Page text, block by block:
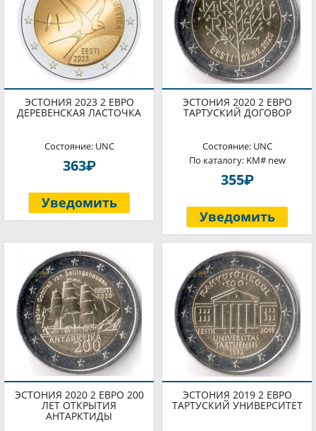
ЭСТОНИЯ 2023 2 ЕВРО
ДЕРЕВЕНСКАЯ ЛАСТОЧКА
Состояние: UNC
363P
Уведомить
ЭСТОНИЯ 2020 2 ЕВРО
ТАРТУСКИЙ ДОГОВОР
Состояние: UNC
По каталогу: KM# new
355P
Уведомить
ЭСТОНИЯ 2020 2 ЕВРО 200
ЛЕТ ОТКРЫТИЯ
АНТАРКТИДЫ
ЭСТОНИЯ 2019 2 ЕВРО
ТАРТУСКИЙ УНИВЕРСИТЕТ